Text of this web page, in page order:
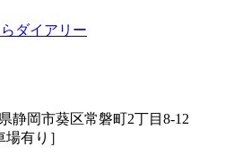
静岡市葵区常磐町2丁目8-12
有り］